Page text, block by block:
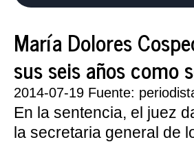
María Dolores
sus seis años como
2014-07-19 Fuente:
En la sentencia, el juez
la secretaria general de